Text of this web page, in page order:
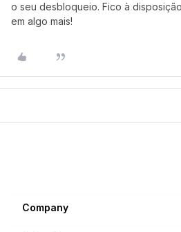
o seu desbloqueio. Fico à
em algo mais!
Company